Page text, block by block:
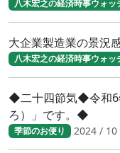
八木宏之の経済時事ウォッ
大企業製造業の景況
八木宏之の経済時事ウォッ
◆二十四節気◆令和6
ろ）」です。◆
季節のお便り 2024 / 10